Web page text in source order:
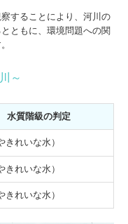
することにより、河川の
ともに、環境問題への関
～
水質階級の判定
きれいな水）
きれいな水）
きれいな水）